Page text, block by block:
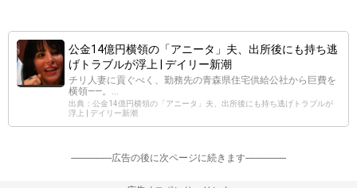
公金14億円横領の「アニータ」夫、出所後にも持ち逃
げトラブルが浮上 | デイリー新潮
チリ人妻に貢ぐべく、勤務先の青森県住宅供給公社から巨費を
横領――。…
出典：公金14億円横領の「アニータ」夫、出所後にも持ち逃げトラブルが
浮上 | デイリー新潮
-----------------広告の後に次ページに続きます-----------------